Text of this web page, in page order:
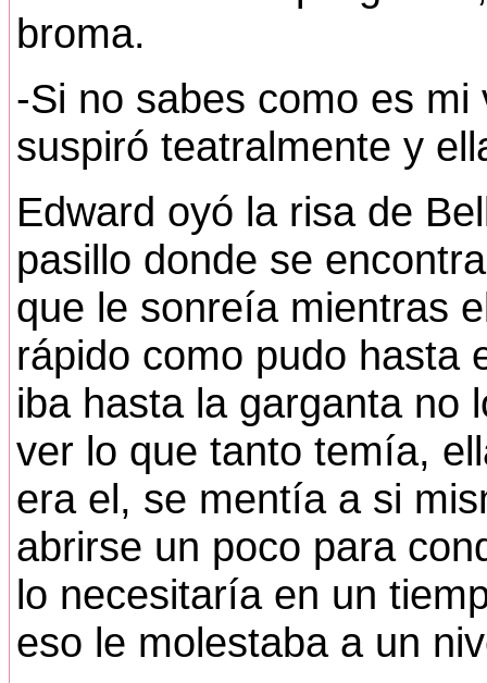
broma.
-Si no sabes como es
suspiró teatralmente y
Edward oyó la risa de
pasillo donde se
que le sonreía mientras
rápido como pudo hasta
iba hasta la garganta no
ver lo que tanto temía,
era el, se mentía a si
abrirse un poco para
lo necesitaría en un
eso le molestaba a un